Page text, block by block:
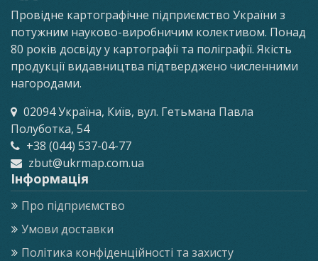
Провідне картографічне підприємство України з
потужним науково-виробничим колективом. Понад
80 років досвіду у картографії та поліграфії. Якість
продукції видавництва підтверджено численними
нагородами.
02094 Україна, Київ, вул. Гетьмана Павла
Полуботка, 54
+38 (044) 537-04-77
zbut@ukrmap.com.ua
Інформація
Про підприємство
Умови доставки
Політика конфіденційності та захисту